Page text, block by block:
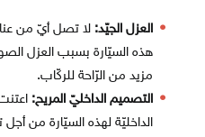
العزل الجيّد: لا تصل أيّ من
هذه السيّارة بسبب العزل
مزيد من الرّاحة للركّاب.
التصميم الداخليّ المريح:
الداخليّة لهذه السيّارة من